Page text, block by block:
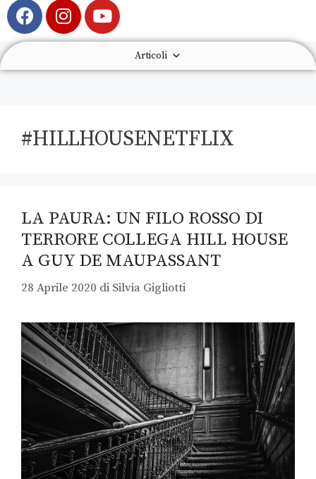
Articoli
#HILLHOUSENETFLIX
LA PAURA: UN FILO ROSSO DI
TERRORE COLLEGA HILL HOUSE
A GUY DE MAUPASSANT
28 Aprile 2020 di Silvia Gigliotti